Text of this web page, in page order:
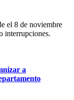
el 8 de noviembre
interrupciones.
a